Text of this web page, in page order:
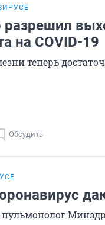
разрешил
на COVID-19
теперь
Обсудить